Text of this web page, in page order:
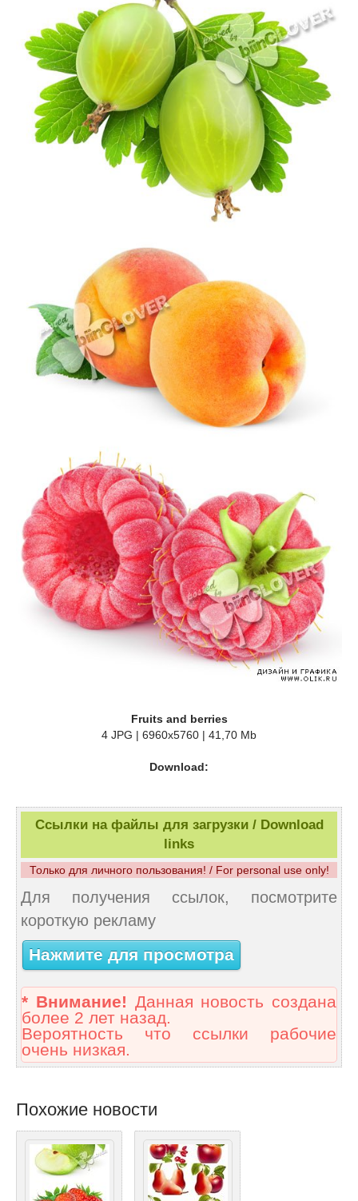
Fruits and berries
4 JPG | 6960x5760 | 41,70 Mb
Download:
Ссылки на файлы для загрузки / Download
links
Только для личного пользования! / For personal use only!
Для получения ссылок, посмотрите
короткую рекламу
Нажмите для просмотра
* Внимание! Данная новость создана
более 2 лет назад.
Вероятность что ссылки рабочие
очень низкая.
Похожие новости